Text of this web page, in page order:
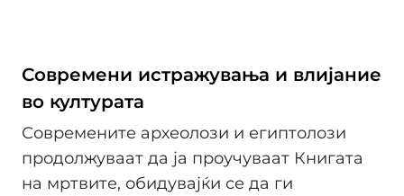
Современи истражувања и влијание
во културата
Современите археолози и египтолози
продолжуваат да ја проучуваат Книгата
на мртвите, обидувајќи се да ги